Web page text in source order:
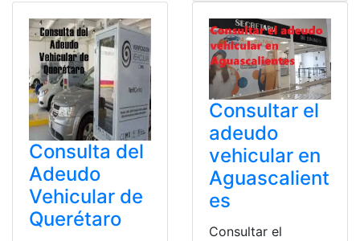
Consulta del
Adeudo
Vehicular de
Querétaro
Consultar el
adeudo
vehicular en
Aguascalient
es
Consultar el